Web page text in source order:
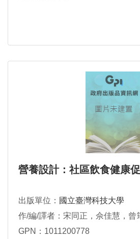
營養設計：社區飲食健康
出版單位： 國立臺灣科技大學
作/編/譯者：宋同正，佘佳慧，曾
GPN：1011200778